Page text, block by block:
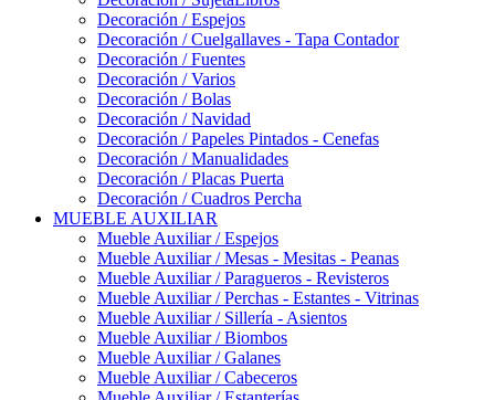
Decoración / Espejos
Decoración / Cuelgallaves - Tapa Contador
Decoración / Fuentes
Decoración / Varios
Decoración / Bolas
Decoración / Navidad
Decoración / Papeles Pintados - Cenefas
Decoración / Manualidades
Decoración / Placas Puerta
Decoración / Cuadros Percha
MUEBLE AUXILIAR
Mueble Auxiliar / Espejos
Mueble Auxiliar / Mesas - Mesitas - Peanas
Mueble Auxiliar / Paragueros - Revisteros
Mueble Auxiliar / Perchas - Estantes - Vitrinas
Mueble Auxiliar / Sillería - Asientos
Mueble Auxiliar / Biombos
Mueble Auxiliar / Galanes
Mueble Auxiliar / Cabeceros